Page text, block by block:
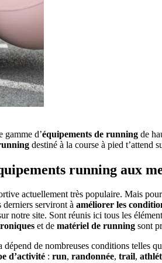
gamme d’équipements de running de
destiné à la course à pied t’attend
running aux
actuellement très populaire. Mais
derniers serviront à améliorer les
notre site. Sont réunis ici tous les
et de matériel de running sont
de nombreuses conditions telles
d’activité : run, randonnée, trail,